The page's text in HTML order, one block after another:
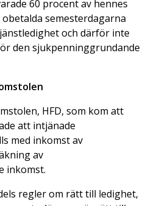
60 procent av hennes
semesterdagarna
och därför inte
den sjukpenninggrundande
HFD, som kom att
att intjänade
med inkomst av
av
inkomst.
regler om rätt till ledighet,